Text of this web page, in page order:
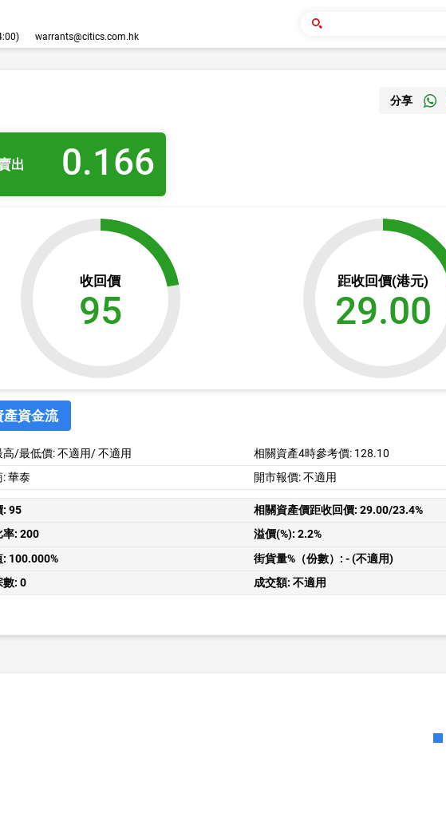
warrants@citics.com.hk
分享
出 0.166
收回價
95
距收回價(港元)
29.00
產資金流
高/最低價:不適用/不適用 相關資產4時參考價: 128.10
華泰 開市報價:不適用
: 95 相關資產價距收回價: 29.00/23.4%
率: 200 溢價(%): 2.2%
: 100.000% 街貨量%（份數）: - (不適用)
數: 0 成交額: 不適用